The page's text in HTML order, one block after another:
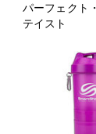
パーフェクト
テイスト